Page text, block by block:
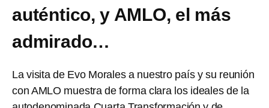
auténtico, y AMLO, el más
admirado…
La visita de Evo Morales a nuestro país y su reunión
con AMLO muestra de forma clara los ideales de la